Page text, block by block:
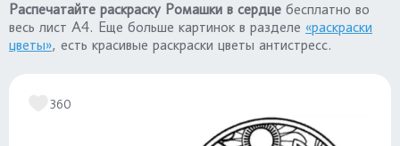
Распечатайте раскраску Ромашки в сердце бесплатно во
весь лист А4. Еще больше картинок в разделе «раскраски
цветы», есть красивые раскраски цветы антистресс.
360